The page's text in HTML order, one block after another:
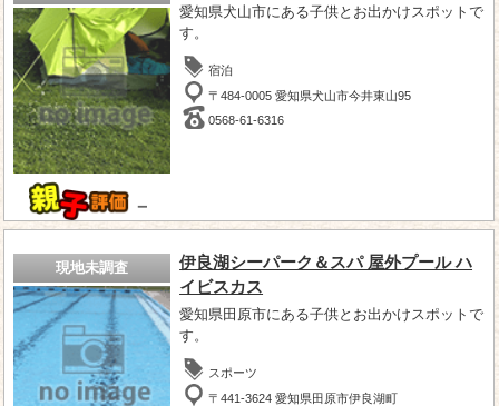
－
愛知県犬山市にある子供とお出かけスポットで
す。
宿泊
〒484-0005 愛知県犬山市今井東山95
0568-61-6316
現地未調査
伊良湖シーパーク＆スパ 屋外プール ハ
イビスカス
愛知県田原市にある子供とお出かけスポットで
す。
スポーツ
〒441-3624 愛知県田原市伊良湖町